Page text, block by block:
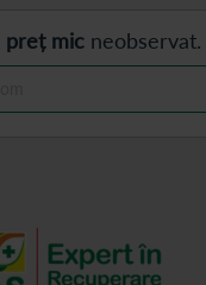
preț mic neobservat.